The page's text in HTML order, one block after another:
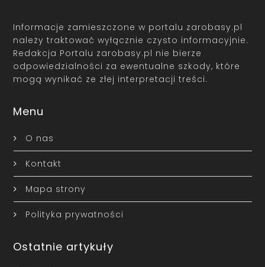
Informacje zamieszczone w portalu zarobasy.pl
należy traktować wyłącznie czysto informacyjnie.
Redakcja Portalu zarobasy.pl nie bierze
odpowiedzialności za ewentualne szkody, które
mogą wynikać ze złej interpretacji treści.
Menu
O nas
Kontakt
Mapa strony
Polityka prywatności
Ostatnie artykuły